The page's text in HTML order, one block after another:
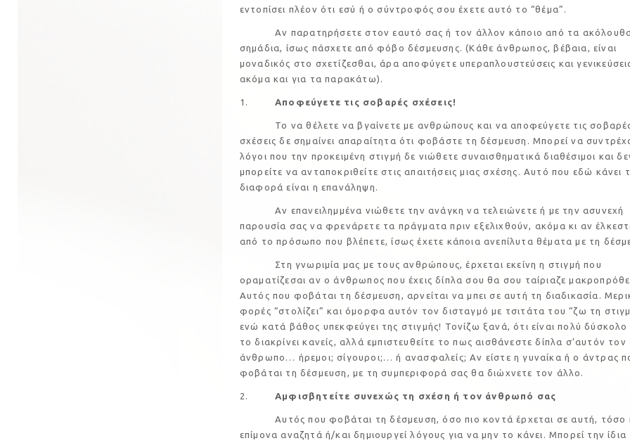
εντοπίσει πλέον ότι εσύ ή ο σύντροφός σου έχετε αυτό το “θέμα”.
Αν παρατηρήσετε στον εαυτό σας ή τον άλλον κάποιο από τα
σημάδια, ίσως πάσχετε από φόβο δέσμευσης. (Κάθε άνθρωπος, βέβαια, είναι
μοναδικός στο σχετίζεσθαι, άρα αποφύγετε υπεραπλουστεύσεις και
ακόμα και για τα παρακάτω).
1. Αποφεύγετε τις σοβαρές σχέσεις!
Το να θέλετε να βγαίνετε με ανθρώπους και να αποφεύγετε τις
σχέσεις δε σημαίνει απαραίτητα ότι φοβάστε τη δέσμευση. Μπορεί να
λόγοι που την προκειμένη στιγμή δε νιώθετε συναισθηματικά διαθέσιμοι και
μπορείτε να ανταποκριθείτε στις απαιτήσεις μιας σχέσης. Αυτό που εδώ κάνει
διαφορά είναι η επανάληψη.
Αν επανειλημμένα νιώθετε την ανάγκη να τελειώνετε ή με την ασυνεχή
παρουσία σας να φρενάρετε τα πράγματα πριν εξελιχθούν, ακόμα κι αν
από το πρόσωπο που βλέπετε, ίσως έχετε κάποια ανεπίλυτα θέματα με τη
Στη γνωριμία μας με τους ανθρώπους, έρχεται εκείνη η στιγμή που
οραματίζεσαι αν ο άνθρωπος που έχεις δίπλα σου θα σου ταίριαζε
Αυτός που φοβάται τη δέσμευση, αρνείται να μπει σε αυτή τη διαδικασία.
φορές “στολίζει” και όμορφα αυτόν τον δισταγμό με τσιτάτα του “ζω τη
ενώ κατά βάθος υπεκφεύγει της στιγμής! Τονίζω ξανά, ότι είναι πολύ δύσκολο
το διακρίνει κανείς, αλλά εμπιστευθείτε το πως αισθάνεστε δίπλα σ’αυτόν τον
άνθρωπο… ήρεμοι; σίγουροι;… ή ανασφαλείς; Αν είστε η γυναίκα ή ο άντρας
φοβάται τη δέσμευση, με τη συμπεριφορά σας θα διώχνετε τον άλλο.
2. Αμφισβητείτε συνεχώς τη σχέση ή τον άνθρωπό σας
Αυτός που φοβάται τη δέσμευση, όσο πιο κοντά έρχεται σε αυτή, τόσο
επίμονα αναζητά ή/και δημιουργεί λόγους για να μην το κάνει. Μπορεί την ίδια